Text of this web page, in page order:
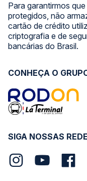
Para garantirmos
protegidos, não
cartão de crédito
criptografia e de
bancárias do Brasil.
SIGA NOSSAS
CONHEÇA O